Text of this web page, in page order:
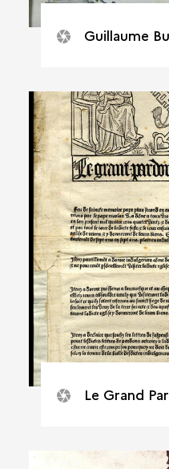
Guillaume Budé,
Le Grand